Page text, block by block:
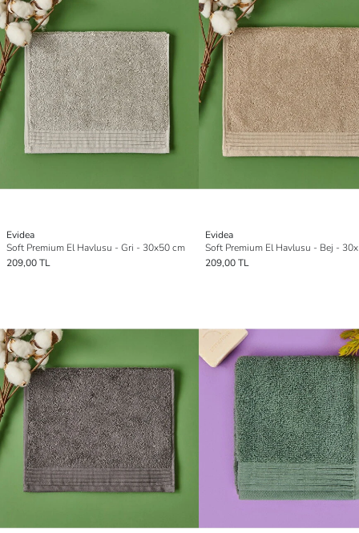
Evidea
Soft Premium El Havlusu - Gri - 30x50 cm
209,00 TL
Evidea
Soft Premium El Havlusu - Bej -
209,00 TL